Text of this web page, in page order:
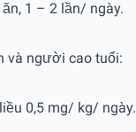
1 – 2 lần/ ngày.
và người cao tuổi:
0,5 mg/ kg/ ngày.